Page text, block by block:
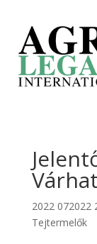
2022 072022
Tejtermelők